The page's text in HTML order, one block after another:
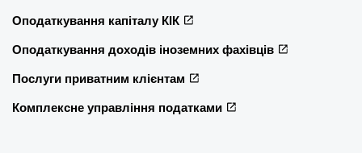
Оподаткування капіталу КІК
Оподаткування доходів іноземних фахівців
Послуги приватним клієнтам
Комплексне управління податками